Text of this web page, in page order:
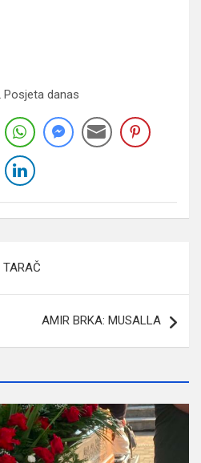
Posjeta danas
TARAČ
AMIR BRKA: MUSALLA